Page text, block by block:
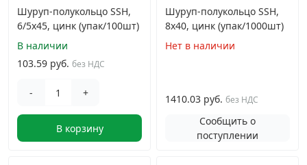
Шуруп-полукольцо SSH,
6/5х45, цинк (упак/100шт)
В наличии
103.59 руб. без НДС
- +
В корзину
Шуруп-полукольцо SSH,
8х40, цинк (упак/1000шт)
Нет в наличии
1410.03 руб. без НДС
Сообщить о
поступлении